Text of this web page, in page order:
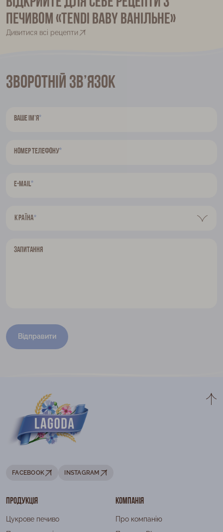
печивом «Tendi Baby ванільне»
Дивитися всі рецепти
Зворотній зв’язок
Ваше ім’я*
Номер телефону*
E-mail*
Країна*
Запитання
Відправити
FACEBOOK INSTAGRAM
Продукція
Цукрове печиво
Компанія
Про компанію